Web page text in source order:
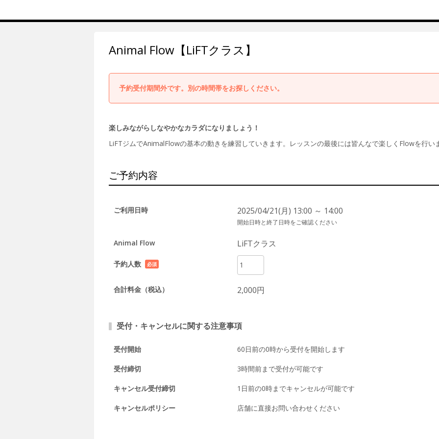
Animal Flow【LiFTクラス】
予約受付期間外です。別の時間帯をお探しください。
楽しみながらしなやかなカラダになりましょう！
LiFTジムでAnimalFlowの基本の動きを練習していきます。レッスンの最後には皆んなで楽しくFlowを行い
ご予約内容
ご利用日時 2025/04/21(月) 13:00 ～ 14:00
開始日時と終了日時をご確認ください
Animal Flow LiFTクラス
予約人数
必須
合計料金（税込） 2,000円
受付・キャンセルに関する注意事項
受付開始 60日前の0時から受付を開始します
受付締切 3時間前まで受付が可能です
キャンセル受付締切 1日前の0時までキャンセルが可能です
キャンセルポリシー 店舗に直接お問い合わせください